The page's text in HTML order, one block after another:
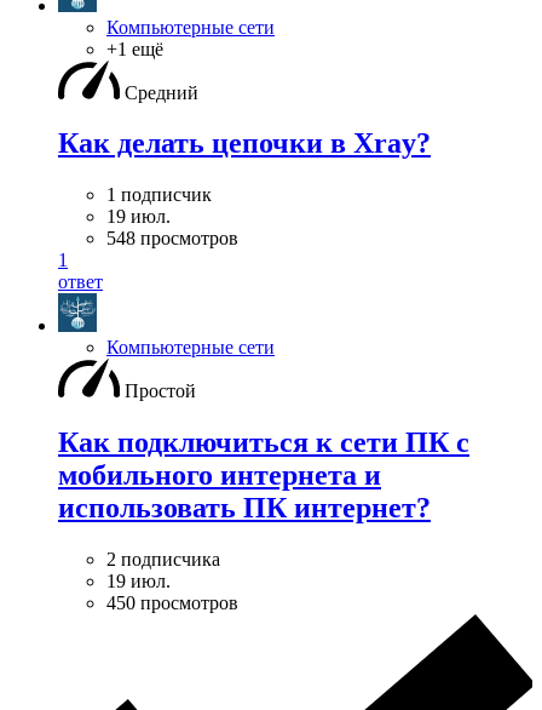
Компьютерные сети
+1 ещё
Средний
Как делать цепочки в Xray?
1 подписчик
19 июл.
548 просмотров
1
ответ
Компьютерные сети
Простой
Как подключиться к сети ПК с
мобильного интернета и
использовать ПК интернет?
2 подписчика
19 июл.
450 просмотров